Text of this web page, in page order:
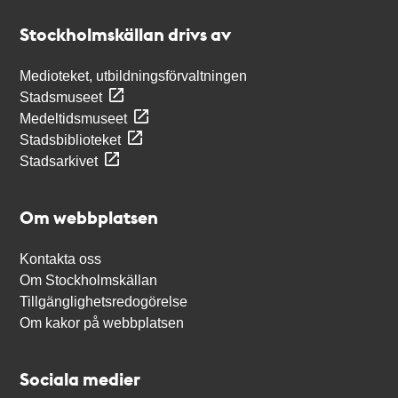
Stockholmskällan drivs av
Medioteket, utbildningsförvaltningen
Stadsmuseet
Medeltidsmuseet
Stadsbiblioteket
Stadsarkivet
Om webbplatsen
Kontakta oss
Om Stockholmskällan
Tillgänglighetsredogörelse
Om kakor på webbplatsen
Sociala medier